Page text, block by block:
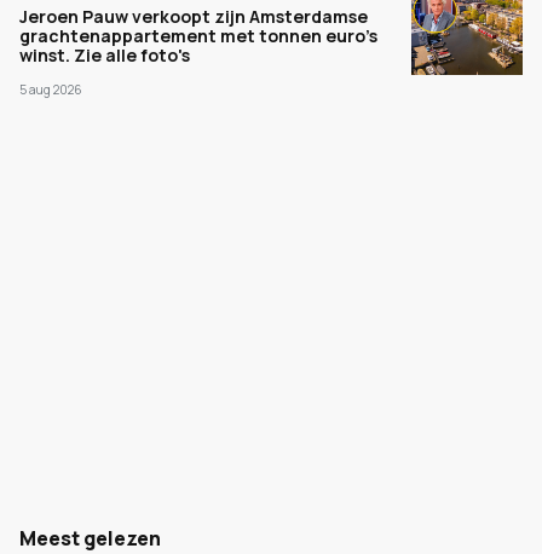
Jeroen Pauw verkoopt zijn Amsterdamse
grachtenappartement met tonnen euro's
winst. Zie alle foto's
5 aug 2026
Meest gelezen